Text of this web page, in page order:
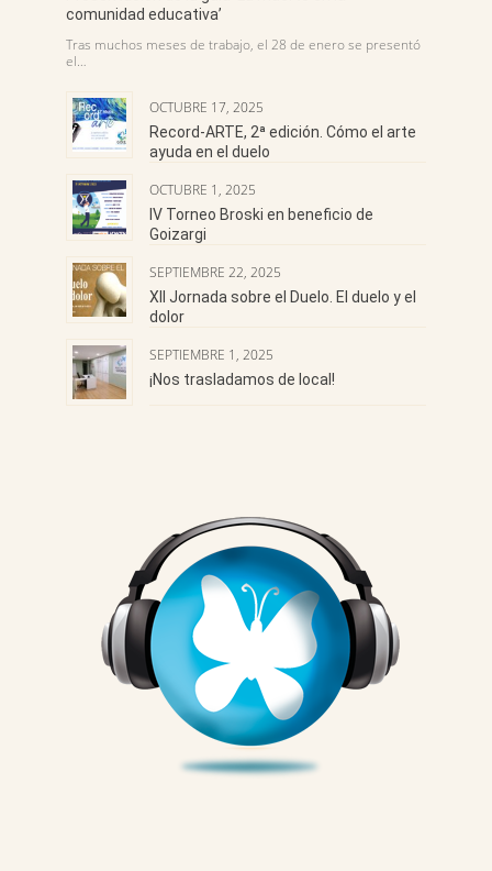
comunidad educativa’
Tras muchos meses de trabajo, el 28 de enero se presentó
el…
OCTUBRE 17, 2025
Record-ARTE, 2ª edición. Cómo el arte
ayuda en el duelo
OCTUBRE 1, 2025
IV Torneo Broski en beneficio de
Goizargi
SEPTIEMBRE 22, 2025
XII Jornada sobre el Duelo. El duelo y el
dolor
SEPTIEMBRE 1, 2025
¡Nos trasladamos de local!